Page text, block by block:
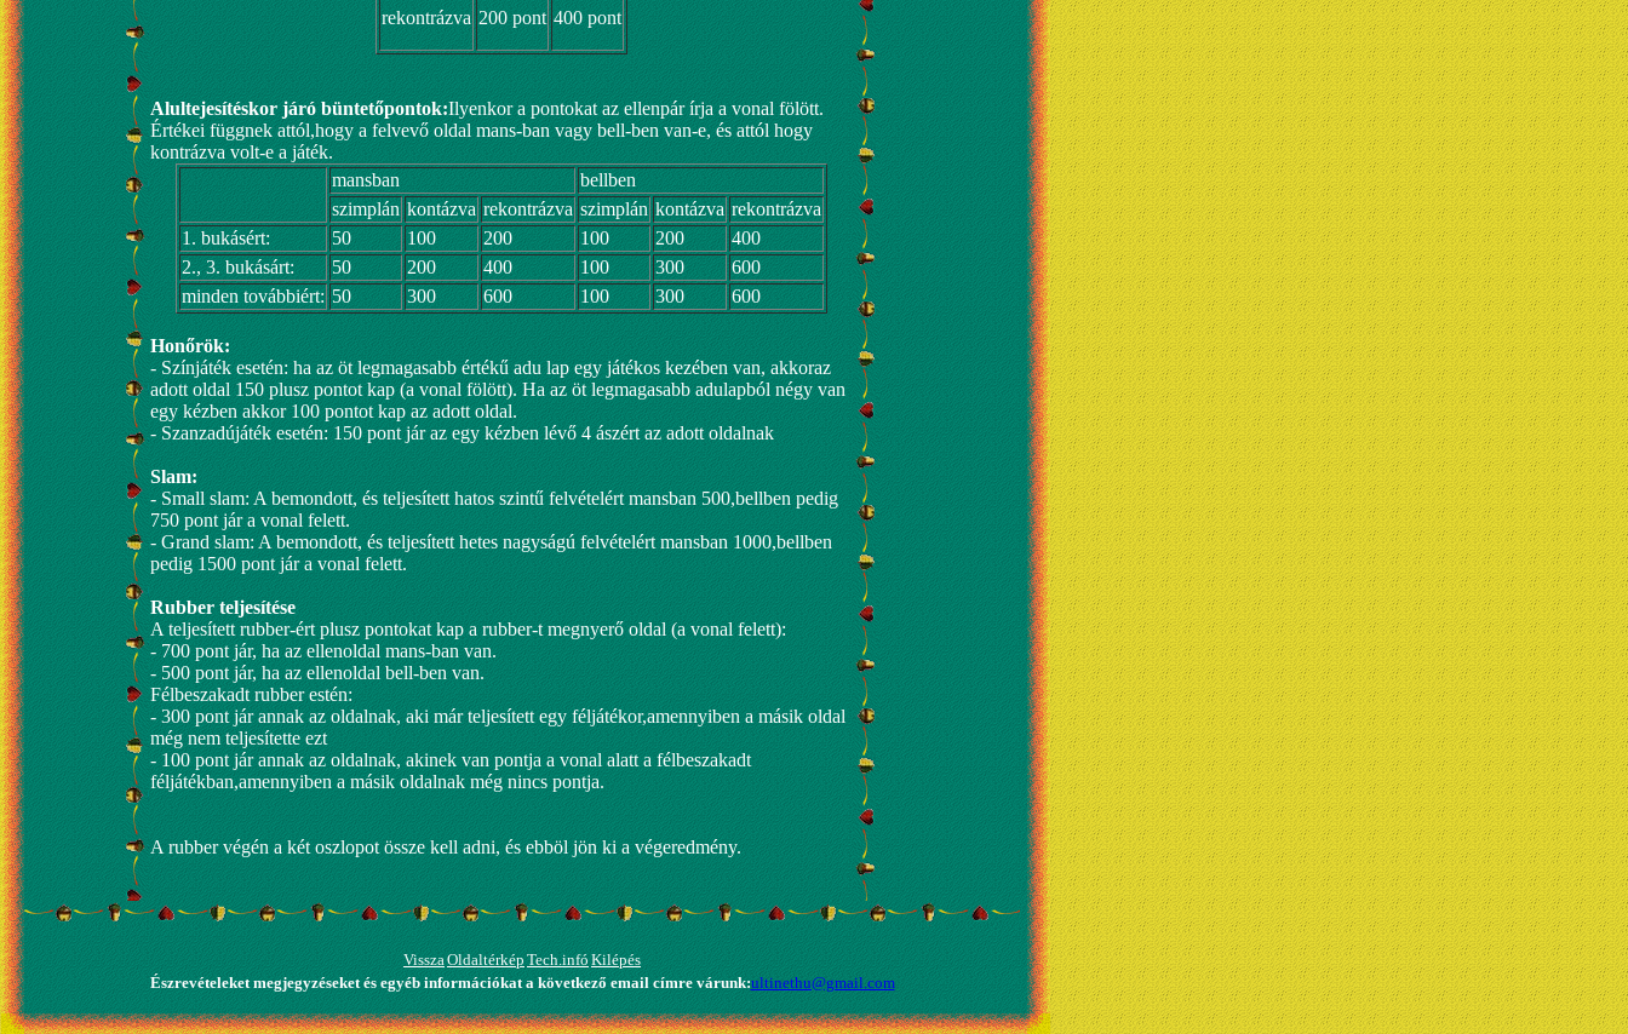
rekontrázva 200 pont 400 pont
Alultejesítéskor járó büntetőpontok:Ilyenkor a pontokat az ellenpár írja a vonal fölött.
Értékei függnek attól,hogy a felvevő oldal mans-ban vagy bell-ben van-e, és attól hogy
kontrázva volt-e a játék.
mansban
bellben
szimplán kontázva rekontrázva szimplán kontázva rekontrázva
1. bukásért:
50 100 200 100 200
400
2., 3. bukásárt:
50 200 400 100 300
600
minden továbbiért: 50 300 600 100 300 600
Honőrök:
- Színjáték esetén: ha az öt legmagasabb értékű adu lap egy játékos kezében van, akkoraz
adott oldal 150 plusz pontot kap (a vonal fölött). Ha az öt legmagasabb adulapból négy van
egy kézben akkor 100 pontot kap az adott oldal.
- Szanzadújáték esetén: 150 pont jár az egy kézben lévő 4 ászért az adott oldalnak
Slam:
- Small slam: A bemondott, és teljesített hatos szintű felvételért mansban 500,bellben pedig
750 pont jár a vonal felett.
- Grand slam: A bemondott, és teljesített hetes nagyságú felvételért mansban 1000,bellben
pedig 1500 pont jár a vonal felett.
Rubber teljesítése
A teljesített rubber-ért plusz pontokat kap a rubber-t megnyerő oldal (a vonal felett):
- 700 pont jár, ha az ellenoldal mans-ban van.
- 500 pont jár, ha az ellenoldal bell-ben van.
Félbeszakadt rubber estén:
- 300 pont jár annak az oldalnak, aki már teljesített egy féljátékor,amennyiben a másik oldal
még nem teljesítette ezt
- 100 pont jár annak az oldalnak, akinek van pontja a vonal alatt a félbeszakadt
féljátékban,amennyiben a másik oldalnak még nincs pontja.
A rubber végén a két oszlopot össze kell adni, és ebböl jön ki a végeredmény.
VisszaOldaltérkép Tech.infó Kilépés
Észrevételeket megjegyzéseket és egyéb információkat a következő email címre várunk:ultinethu@gmail.com